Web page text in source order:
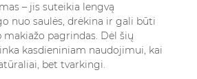
– jis suteikia lengvą
nuo saulės, drėkina ir gali būti
makiažo pagrindas. Dėl šių
kasdieniniam naudojimui, kai
bet tvarkingi.